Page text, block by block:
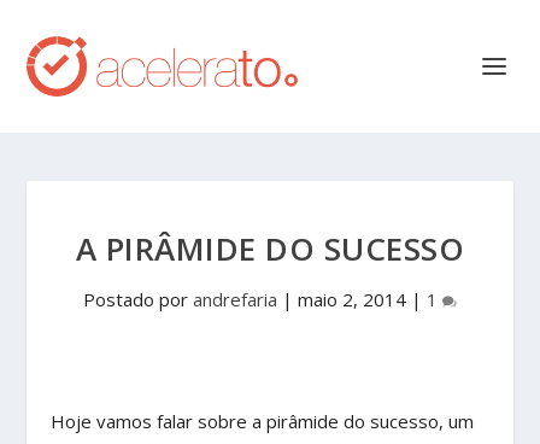
A PIRÂMIDE DO SUCESSO
Postado por andrefaria | maio 2, 2014 | 1
Hoje vamos falar sobre a pirâmide do sucesso, um